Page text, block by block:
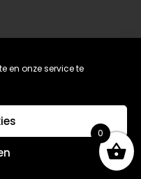
en onze service te
bij
10 gebaseerd op 359
0